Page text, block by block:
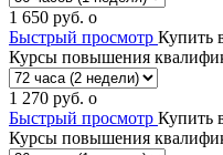
1 650 руб. o
Быстрый просмотр Купить
Курсы повышения
1 270 руб. o
Быстрый просмотр Купить
Курсы повышения